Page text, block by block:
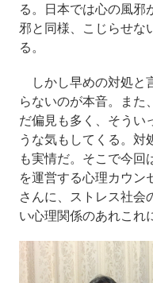
る。日本では心の風邪
邪と同様、こじらせな
る。
しかし早めの対処と
らないのが本音。また
だ偏見も多く、そうい
うな気もしてくる。対
も実情だ。そこで今回
を運営する心理カウン
さんに、ストレス社会
い心理関係のあれこれ